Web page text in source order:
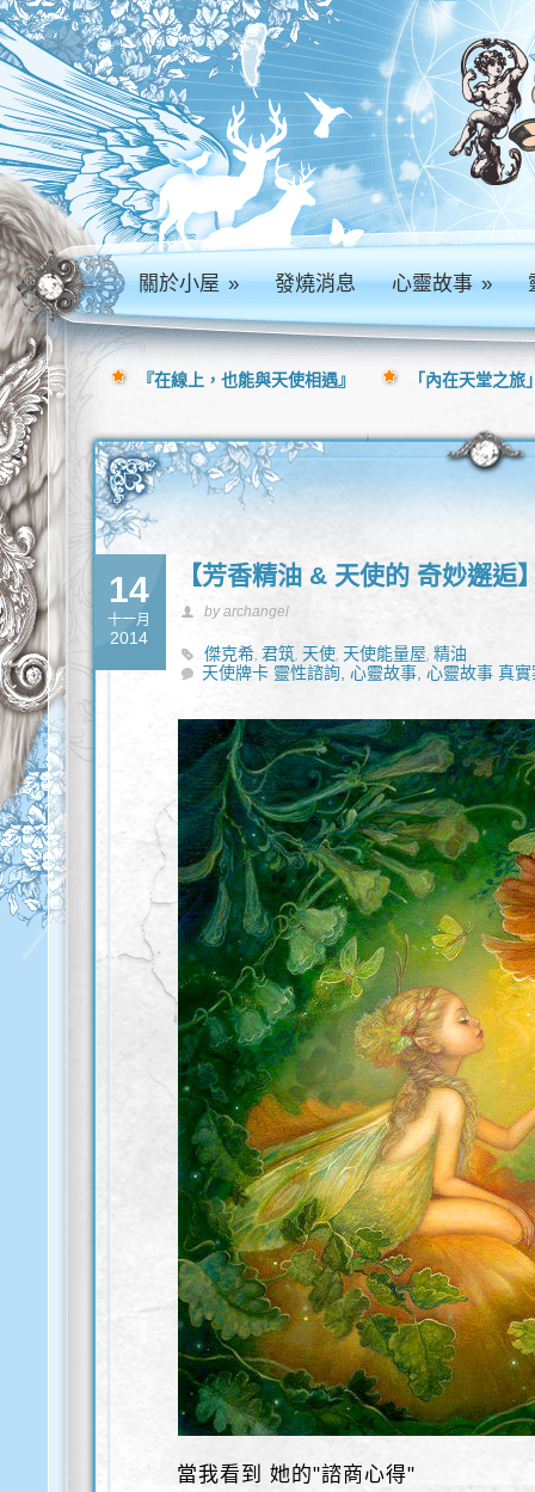
關於小屋» 發燒消息 心靈故事»
14
十一月
2014
【芳香精油 & 天使的 奇妙邂逅
by archangel
傑克希,君筑, 天使, 天使能量屋,精油
天使牌卡 靈性諮詢,心靈故事,心靈故事 真
當我看到 她的"諮商心得"
『在線上，也能與天使相遇』 「內在天堂之